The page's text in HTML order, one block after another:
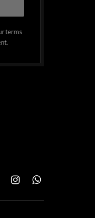
terms
InstagramWhatsApp